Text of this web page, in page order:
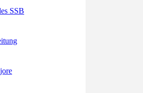
SSB